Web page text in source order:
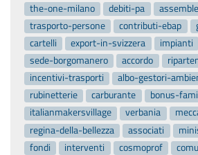
the-one-milano
debiti-pa
trasporto-persone
contributi-ebap
cartelli
export-in-svizzera
impianti
sede-borgomanero
accordo
incentivi-trasporti
albo-gestori-
rubinetterie
carburante
bonus-
italianmakersvillage
verbania
regina-della-bellezza
associati
fondi
interventi cosmoprof